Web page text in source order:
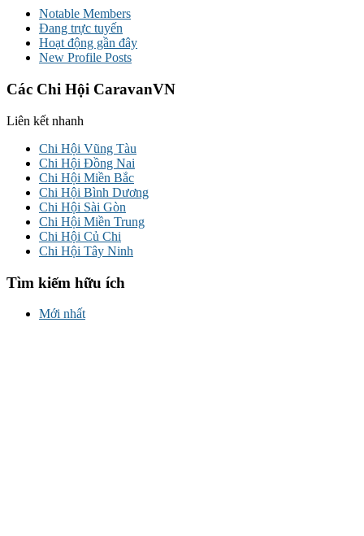
Notable Members
Đang trực tuyến
Hoạt động gần đây
New Profile Posts
Các Chi Hội CaravanVN
Liên kết nhanh
Chi Hội Vũng Tàu
Chi Hội Đồng Nai
Chi Hội Miền Bắc
Chi Hội Bình Dương
Chi Hội Sài Gòn
Chi Hội Miền Trung
Chi Hội Củ Chi
Chi Hội Tây Ninh
Tìm kiếm hữu ích
Mới nhất